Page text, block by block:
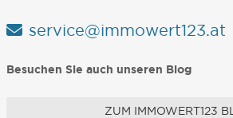
service@immowert123.at
Besuchen Sie auch unseren Blog
ZUM IMMOWERT123